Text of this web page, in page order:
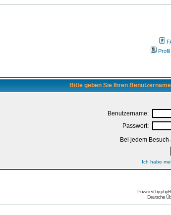
Profil
Bitte geben Sie Ihren
Benutzername:
Passwort:
Bei jedem
Ich habe
Powered by
Deutsche